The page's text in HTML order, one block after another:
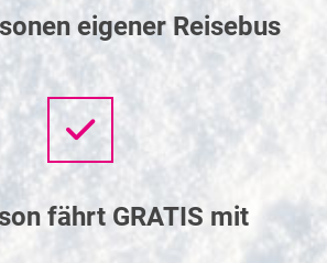
eigener Reisebus
fährt GRATIS mit